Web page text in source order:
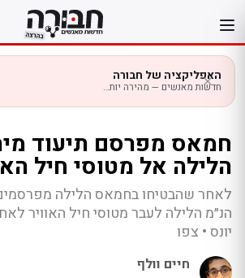
לתוכן
האפליקציה של חבורה
חדשות מאנשים — מהירה יותר בנייד
חמאס מפרסם תיעוד
הלילה אל מטוסי חיל
לאחר שהבטיחו בחמאס הלילה מפרסמים
הנ״מ הלילה לעבר מטוסי חיל האוויר
יונס • צפו
חיים וולף